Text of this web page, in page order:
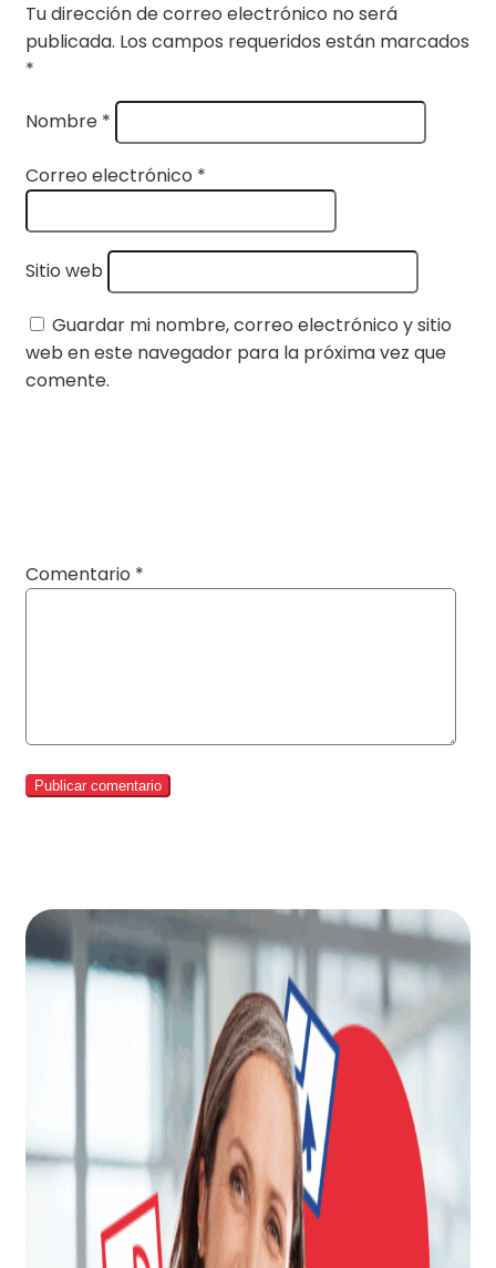
Tu dirección de correo electrónico no será
publicada. Los campos requeridos están marcados
*
Nombre *
Correo electrónico *
Sitio web
Guardar mi nombre, correo electrónico y sitio
web en este navegador para la próxima vez que
comente.
Comentario *